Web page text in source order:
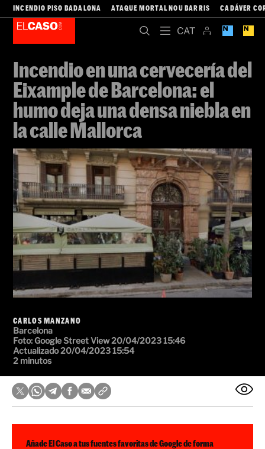
INCENDIO PISO BADALONA ATAQUE MORTAL NOU BARRIS CADÁVER
Incendio en una cervecería del
Eixample de Barcelona: el
humo deja una densa niebla en
la calle Mallorca
CARLOS MANZANO
Barcelona
Foto:Google Street View20/04/2023 15:46
Actualizado 20/04/2023 15:54
2 minutos
Añade El Caso a tus fuentes favoritas de Google de forma